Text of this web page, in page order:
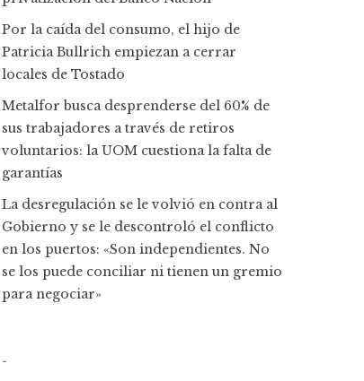
Por la caída del consumo, el hijo de
Patricia Bullrich empiezan a cerrar
locales de Tostado
Metalfor busca desprenderse del 60% de
sus trabajadores a través de retiros
voluntarios: la UOM cuestiona la falta de
garantías
La desregulación se le volvió en contra al
Gobierno y se le descontroló el conflicto
en los puertos: «Son independientes. No
se los puede conciliar ni tienen un gremio
para negociar»
-